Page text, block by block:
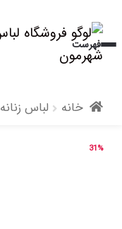
پرش
به
پرش
به
فهرست
خانه لباس زنانه
31%